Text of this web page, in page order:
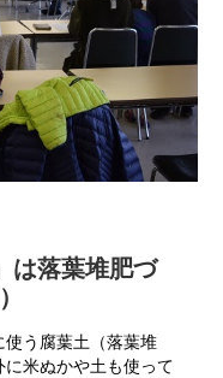
は落葉堆肥づ
使う腐葉土（落葉堆
米ぬかや土も使って